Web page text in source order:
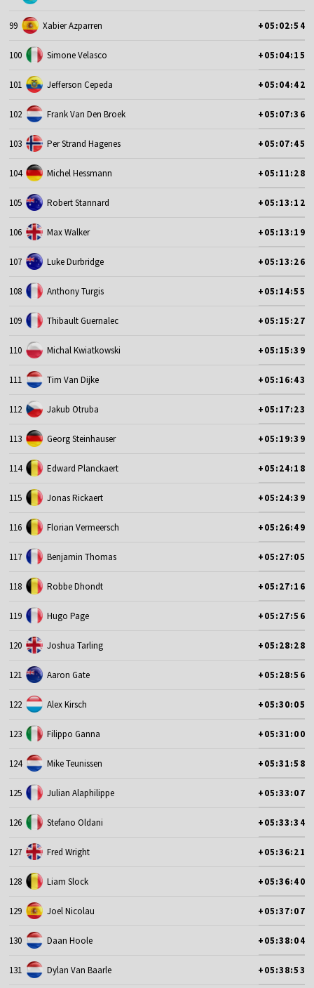
99 Xabier Azparren +05:02:54
100 Simone Velasco +05:04:15
101 Jefferson Cepeda +05:04:42
102 Frank Van Den Broek +05:07:36
103 Per Strand Hagenes +05:07:45
104 Michel Hessmann +05:11:28
105 Robert Stannard +05:13:12
106 Max Walker +05:13:19
107 Luke Durbridge +05:13:26
108 Anthony Turgis +05:14:55
109 Thibault Guernalec +05:15:27
110 Michal Kwiatkowski +05:15:39
111 Tim Van Dijke +05:16:43
112 Jakub Otruba +05:17:23
113 Georg Steinhauser +05:19:39
114 Edward Planckaert +05:24:18
115 Jonas Rickaert +05:24:39
116 Florian Vermeersch +05:26:49
117 Benjamin Thomas +05:27:05
118 Robbe Dhondt +05:27:16
119 Hugo Page +05:27:56
120 Joshua Tarling +05:28:28
121 Aaron Gate +05:28:56
122 Alex Kirsch +05:30:05
123 Filippo Ganna +05:31:00
124 Mike Teunissen +05:31:58
125 Julian Alaphilippe +05:33:07
126 Stefano Oldani +05:33:34
127 Fred Wright +05:36:21
128 Liam Slock +05:36:40
129 Joel Nicolau +05:37:07
130 Daan Hoole +05:38:04
131 Dylan Van Baarle +05:38:53